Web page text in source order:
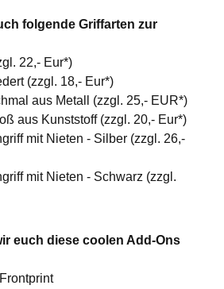
folgende Griffarten zur
22,- Eur*)
(zzgl. 18,- Eur*)
aus Metall (zzgl. 25,- EUR*)
aus Kunststoff (zzgl. 20,- Eur*)
mit Nieten - Silber (zzgl. 26,-
mit Nieten - Schwarz (zzgl.
euch diese coolen Add-Ons